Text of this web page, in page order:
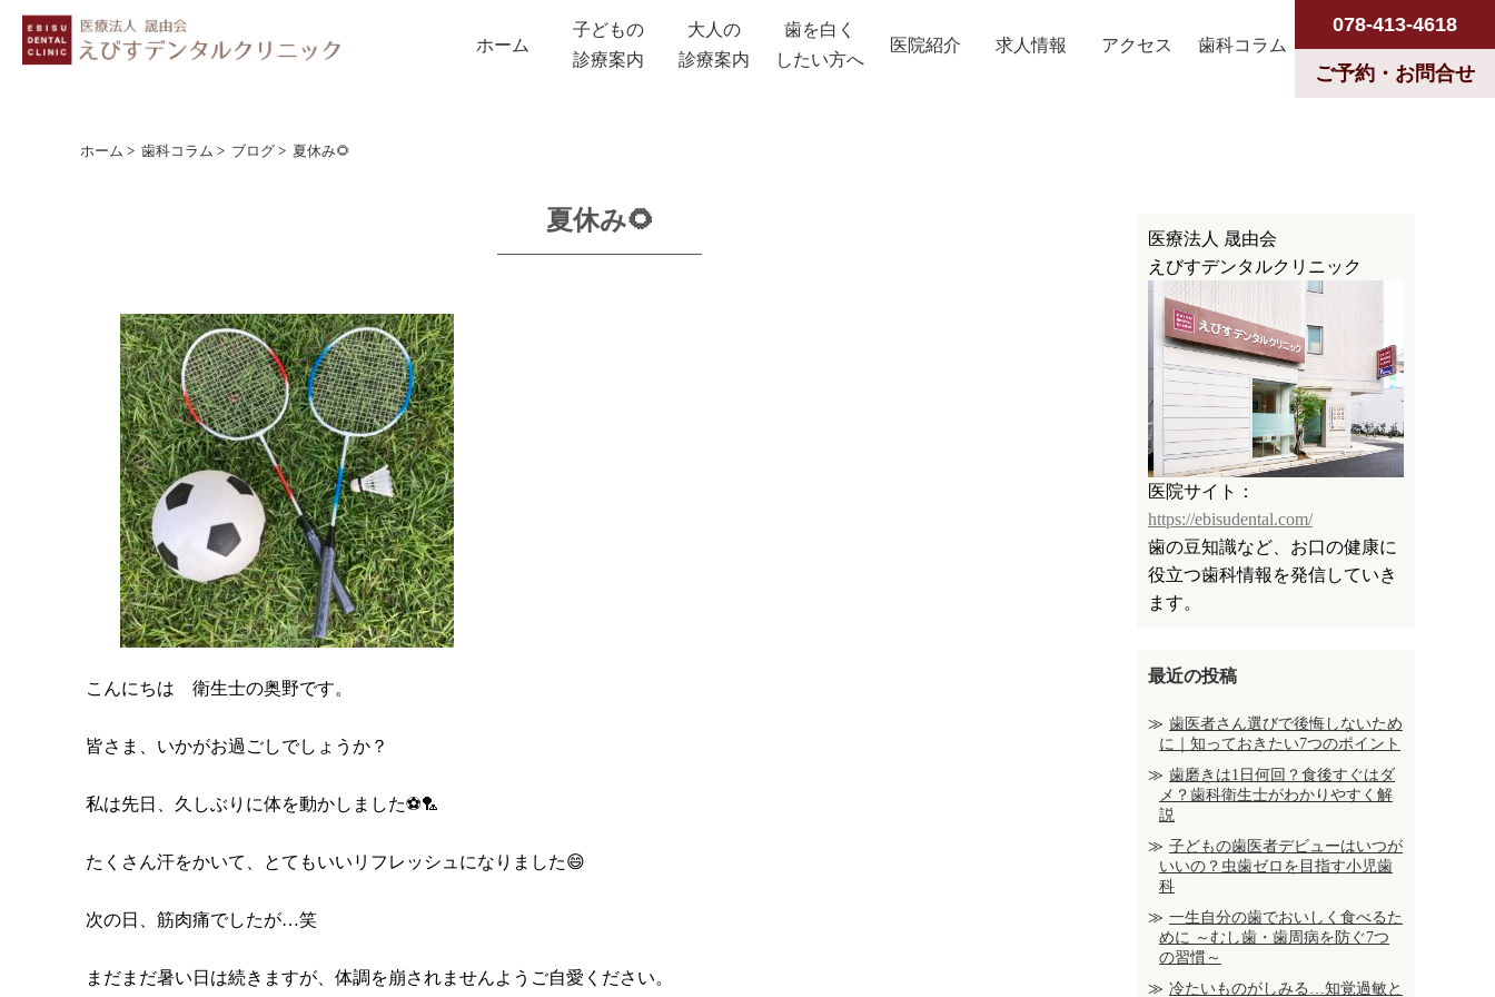
ホーム
子どもの
診療案内
大人の
診療案内
歯を白く
したい方へ
医院紹介 求人情報 アクセス 歯科コラム
078-413-4618
ご予約・お問合せ
ホーム > 歯科コラム > ブログ > 夏休み🌻
夏休み🌻
こんにちは 衛生士の奥野です。
皆さま、いかがお過ごしでしょうか？
私は先日、久しぶりに体を動かしました⚽️🏸
たくさん汗をかいて、とてもいいリフレッシュになりました😄
次の日、筋肉痛でしたが…笑
まだまだ暑い日は続きますが、体調を崩されませんようご自愛ください。
医療法人 晟由会
えびすデンタルクリニック
医院サイト：
https://ebisudental.com/
歯の豆知識など、お口の健康に
役立つ歯科情報を発信していき
ます。
最近の投稿
歯医者さん選びで後悔しないため
に｜知っておきたい7つのポイント
歯磨きは1日何回？食後すぐはダ
メ？歯科衛生士がわかりやすく解
説
子どもの歯医者デビューはいつが
いいの？虫歯ゼロを目指す小児歯
科
一生自分の歯でおいしく食べるた
めに ～むし歯・歯周病を防ぐ7つ
の習慣～
冷たいものがしみる…知覚過敏と